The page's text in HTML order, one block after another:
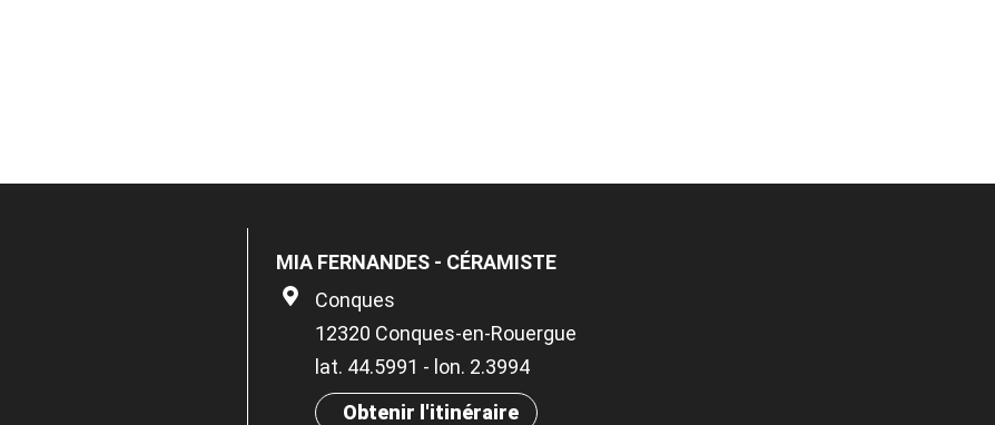
MIA FERNANDES - CÉRAMISTE
Conques
12320 Conques-en-Rouergue
lat. 44.5991 - lon. 2.3994
Obtenir l'itinéraire